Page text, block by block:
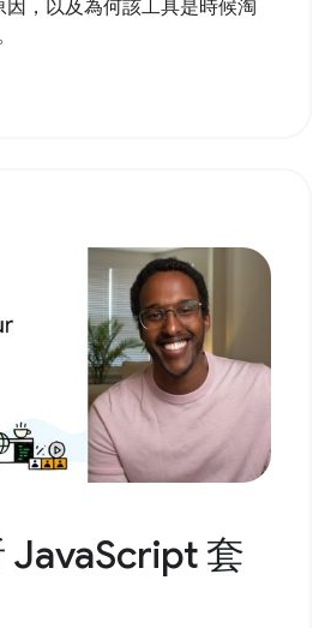
，以及為何該工具是時候淘
JavaScript 套